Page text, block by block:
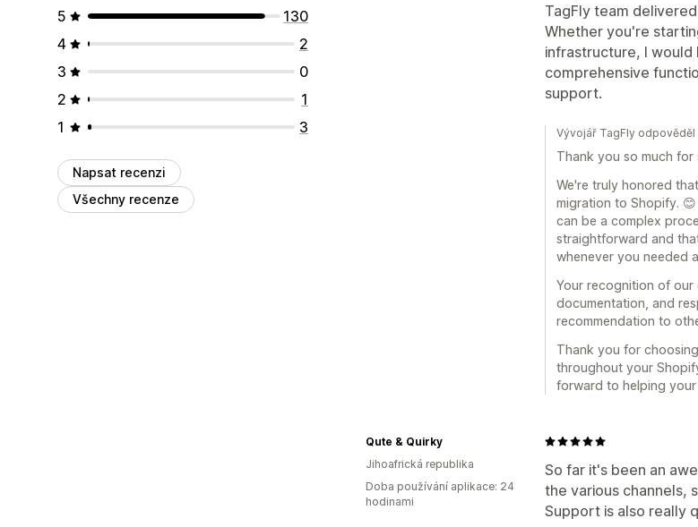
5
130
4
2
3
0
2
1
1
3
Napsat recenzi
Všechny recenze
TagFly team
Whether you're
infrastructure, I
comprehensive
support.
Vývojář TagFly odpověděl
Thank you so much for
We're truly honored
migration to Shopify.
can be a complex
straightforward and
whenever you needed
Your recognition of our
documentation, and
recommendation to
Thank you for
throughout your
forward to helping
So far it's been an
the various channels,
Support is also really
Qute & Quirky
Jihoafrická republika
Doba používání aplikace: 24
hodinami